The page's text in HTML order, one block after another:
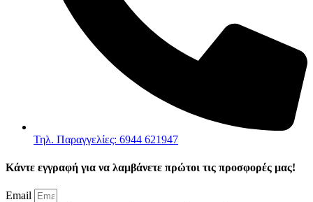
Τηλ. Παραγγελίες: 6944 621947
Κάντε εγγραφή για να λαμβάνετε πρώτοι τις προσφορές μας!
Email